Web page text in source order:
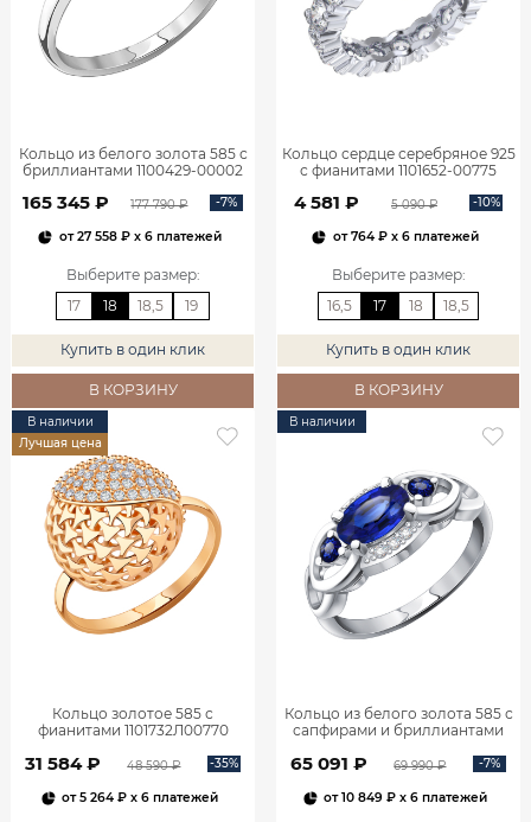
Кольцо из белого золота 585 с
бриллиантами 1100429-00002
165 345 ₽ 177 790 ₽ -7%
от27 558 ₽x 6 платежей
Выберите размер:
17
18 18,5 19
Купить в один клик
В КОРЗИНУ
Кольцо сердце серебряное 925
с фианитами 1101652-00775
4 581 ₽ 5 090 ₽ -10%
от764 ₽x 6 платежей
Выберите размер:
16,5
17 18 18,5
Купить в один клик
В КОРЗИНУ
В наличии
Лучшая цена
Кольцо золотое 585 с
фианитами 1101732Л00770
31 584 ₽ 48 590 ₽ -35%
от5 264 ₽ x 6 платежей
В наличии
Кольцо из белого золота 585 с
сапфирами и бриллиантами
65 091 ₽ 69 990 ₽ -7%
от10 849 ₽ x 6 платежей